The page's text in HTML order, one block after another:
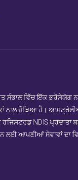
ਵਿੱਚ ਇੱਕ ਭਰੋਸੇਯੋਗ
ਨਾਲ ਜੋੜਿਆ ਹੈ।
NDIS ਪ੍ਰਦਾਤਾ
ਲਈ ਆਪਣੀਆਂ ਸੇਵਾਵਾਂ ਦਾ